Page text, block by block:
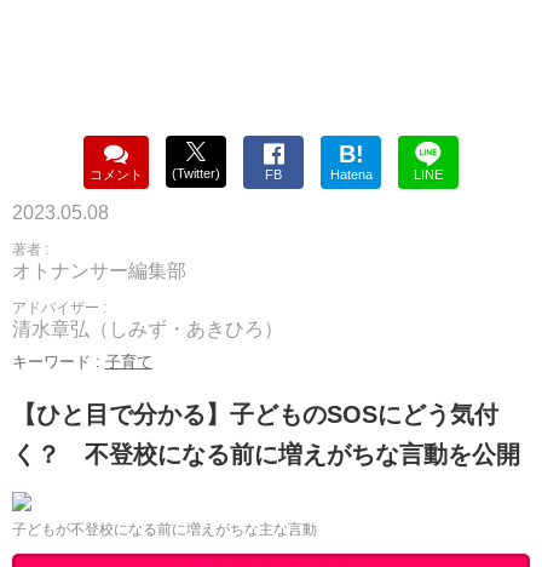
コメント (Twitter) FB
B!
Hatena LINE
2023.05.08
著者 :
オトナンサー編集部
アドバイザー :
清水章弘（しみず・あきひろ）
キーワード : 子育て
【ひと目で分かる】子どものSOSにどう気付
く？ 不登校になる前に増えがちな言動を公開
子どもが不登校になる前に増えがちな主な言動